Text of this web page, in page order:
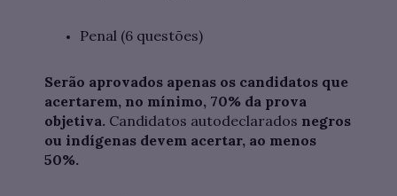
Penal (6 questões)
Serão aprovados apenas os candidatos que
acertarem, no mínimo, 70% da prova
objetiva. Candidatos autodeclarados negros
ou indígenas devem acertar, ao menos
50%.